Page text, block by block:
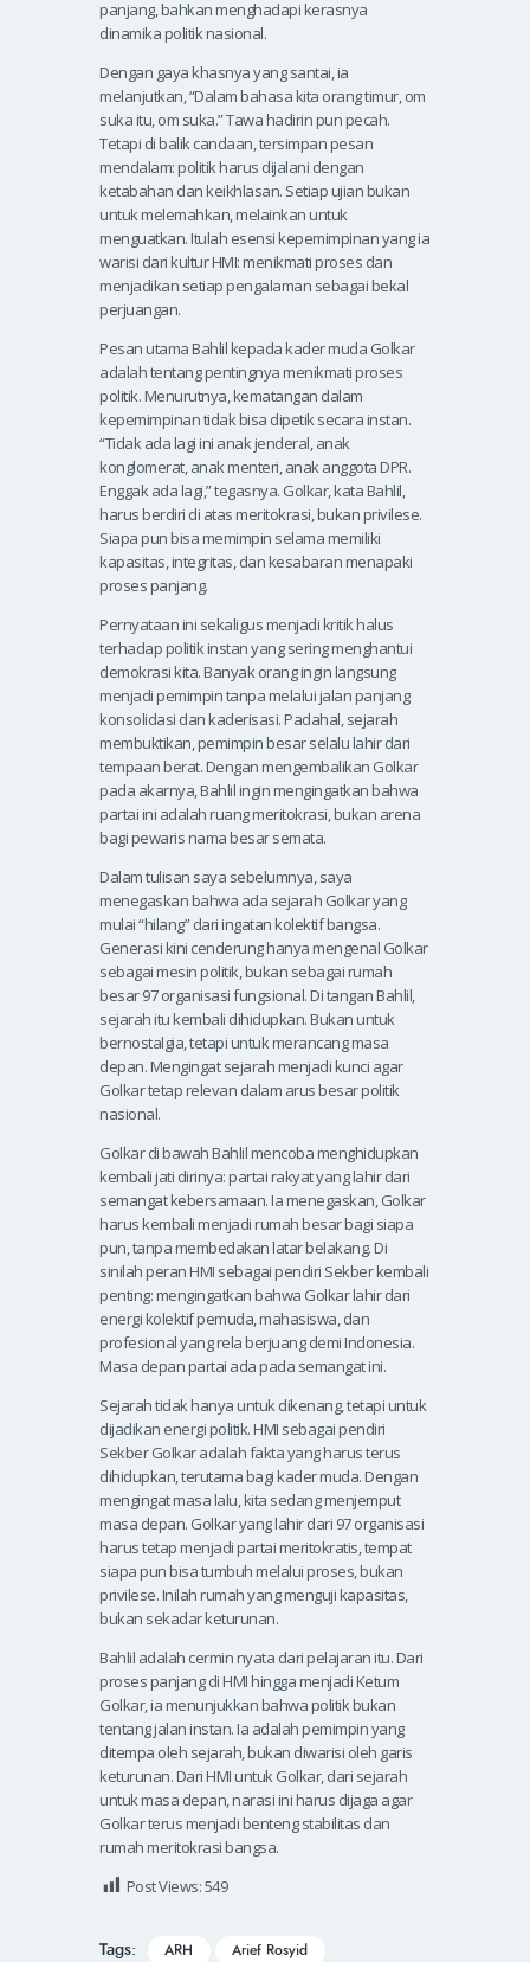
panjang, bahkan menghadapi kerasnya
dinamika politik nasional.
Dengan gaya khasnya yang santai, ia
melanjutkan, “Dalam bahasa kita orang timur, om
suka itu, om suka.” Tawa hadirin pun pecah.
Tetapi di balik candaan, tersimpan pesan
mendalam: politik harus dijalani dengan
ketabahan dan keikhlasan. Setiap ujian bukan
untuk melemahkan, melainkan untuk
menguatkan. Itulah esensi kepemimpinan yang ia
warisi dari kultur HMI: menikmati proses dan
menjadikan setiap pengalaman sebagai bekal
perjuangan.
Pesan utama Bahlil kepada kader muda Golkar
adalah tentang pentingnya menikmati proses
politik. Menurutnya, kematangan dalam
kepemimpinan tidak bisa dipetik secara instan.
“Tidak ada lagi ini anak jenderal, anak
konglomerat, anak menteri, anak anggota DPR.
Enggak ada lagi,” tegasnya. Golkar, kata Bahlil,
harus berdiri di atas meritokrasi, bukan privilese.
Siapa pun bisa memimpin selama memiliki
kapasitas, integritas, dan kesabaran menapaki
proses panjang.
Pernyataan ini sekaligus menjadi kritik halus
terhadap politik instan yang sering menghantui
demokrasi kita. Banyak orang ingin langsung
menjadi pemimpin tanpa melalui jalan panjang
konsolidasi dan kaderisasi. Padahal, sejarah
membuktikan, pemimpin besar selalu lahir dari
tempaan berat. Dengan mengembalikan Golkar
pada akarnya, Bahlil ingin mengingatkan bahwa
partai ini adalah ruang meritokrasi, bukan arena
bagi pewaris nama besar semata.
Dalam tulisan saya sebelumnya, saya
menegaskan bahwa ada sejarah Golkar yang
mulai “hilang” dari ingatan kolektif bangsa.
Generasi kini cenderung hanya mengenal Golkar
sebagai mesin politik, bukan sebagai rumah
besar 97 organisasi fungsional. Di tangan Bahlil,
sejarah itu kembali dihidupkan. Bukan untuk
bernostalgia, tetapi untuk merancang masa
depan. Mengingat sejarah menjadi kunci agar
Golkar tetap relevan dalam arus besar politik
nasional.
Golkar di bawah Bahlil mencoba menghidupkan
kembali jati dirinya: partai rakyat yang lahir dari
semangat kebersamaan. Ia menegaskan, Golkar
harus kembali menjadi rumah besar bagi siapa
pun, tanpa membedakan latar belakang. Di
sinilah peran HMI sebagai pendiri Sekber kembali
penting: mengingatkan bahwa Golkar lahir dari
energi kolektif pemuda, mahasiswa, dan
profesional yang rela berjuang demi Indonesia.
Masa depan partai ada pada semangat ini.
Sejarah tidak hanya untuk dikenang, tetapi untuk
dijadikan energi politik. HMI sebagai pendiri
Sekber Golkar adalah fakta yang harus terus
dihidupkan, terutama bagi kader muda. Dengan
mengingat masa lalu, kita sedang menjemput
masa depan. Golkar yang lahir dari 97 organisasi
harus tetap menjadi partai meritokratis, tempat
siapa pun bisa tumbuh melalui proses, bukan
privilese. Inilah rumah yang menguji kapasitas,
bukan sekadar keturunan.
Bahlil adalah cermin nyata dari pelajaran itu. Dari
proses panjang di HMI hingga menjadi Ketum
Golkar, ia menunjukkan bahwa politik bukan
tentang jalan instan. Ia adalah pemimpin yang
ditempa oleh sejarah, bukan diwarisi oleh garis
keturunan. Dari HMI untuk Golkar, dari sejarah
untuk masa depan, narasi ini harus dijaga agar
Golkar terus menjadi benteng stabilitas dan
rumah meritokrasi bangsa.
Post Views:549
Tags: ARH
Arief Rosyid